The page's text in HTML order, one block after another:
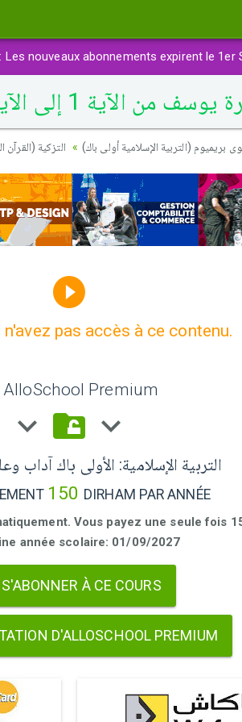
: Les nouveaux abonnements expirent le 1er
بريميوم (التربية الإسلامية أولى باك) التزكية (القرآن الكريم) 1 : سورة يوسف من
pas accès à ce contenu.
AlloSchool Premium
التربية الإسلامية: الأولى باك آداب
150 DIRHAM PAR ANNÉE
Vous payez une seule fois
année scolaire: 01/09/2027
S'ABONNER À CE COURS
D'ALLOSCHOOL PREMIUM